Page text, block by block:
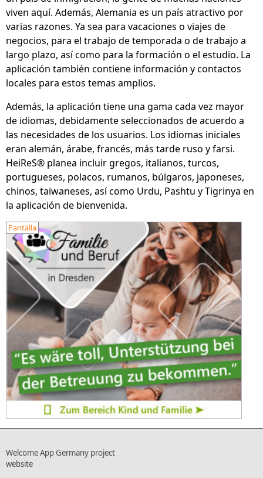
viven aquí. Además, Alemania es un país atractivo por
varias razones. Ya sea para vacaciones o viajes de
negocios, para el trabajo de temporada o de trabajo a
largo plazo, así como para la formación o el estudio. La
aplicación también contiene información y contactos
locales para estos temas amplios.
Además, la aplicación tiene una gama cada vez mayor
de idiomas, debidamente seleccionados de acuerdo a
las necesidades de los usuarios. Los idiomas iniciales
eran alemán, árabe, francés, más tarde ruso y farsi.
HeiReS® planea incluir gregos, italianos, turcos,
portugueses, polacos, rumanos, búlgaros, japoneses,
chinos, taiwaneses, así como Urdu, Pashtu y Tigrinya en
la aplicación de bienvenida.
Pantalla
Welcome App Germany project
website